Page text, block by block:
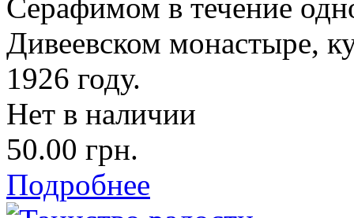
Серафимом в течение
Дивеевском монастыре,
1926 году.
Нет в наличии
50.00 грн.
Подробнее